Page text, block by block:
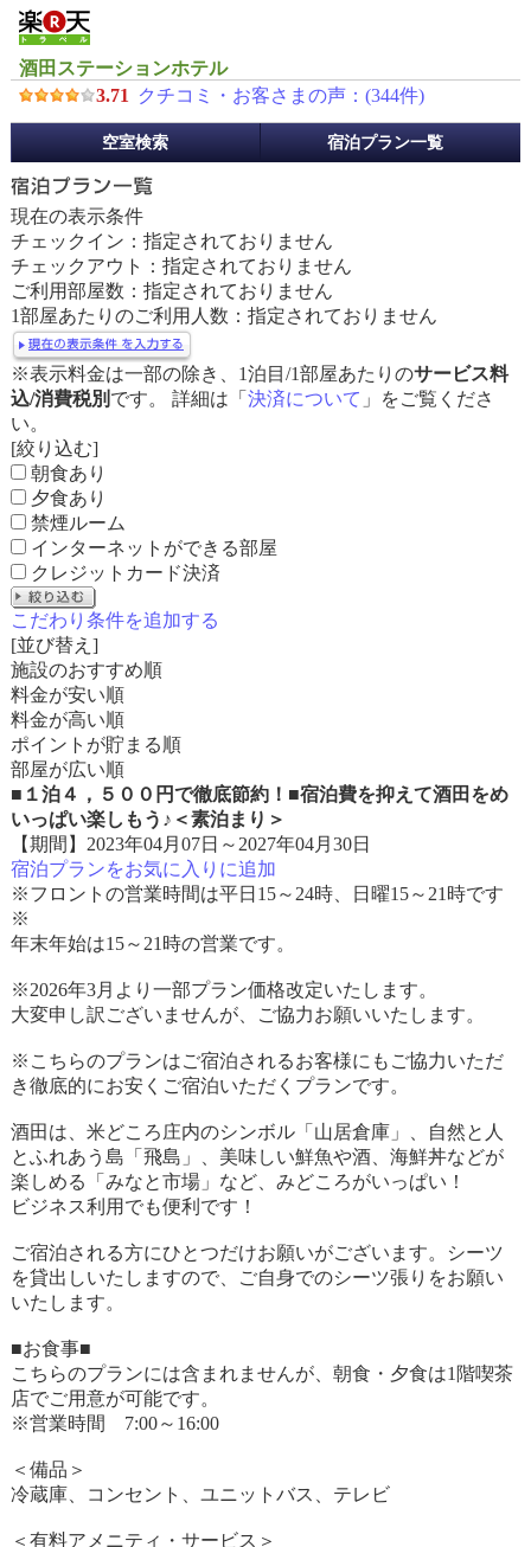
酒田ステーションホテル
3.71
クチコミ・お客さまの声：(344件)
約
メ
ニ
ュ
ー
空室検索 宿泊プラン一覧
現在の表示条件
チェックイン：指定されておりません
チェックアウト：指定されておりません
ご利用部屋数：指定されておりません
1部屋あたりのご利用人数：指定されておりません
※表示料金は一部の除き、1泊目/1部屋あたりのサービス料
込/消費税別 です。 詳細は「 決済について 」をご覧くださ
い。
[絞り込む]
朝食あり
夕食あり
禁煙ルーム
インターネットができる部屋
クレジットカード決済
こだわり条件を追加する
[並び替え]
施設のおすすめ順
料金が安い順
料金が高い順
ポイントが貯まる順
部屋が広い順
■１泊４，５００円で徹底節約！■宿泊費を抑えて酒田をめ
いっぱい楽しもう♪＜素泊まり＞
【期間】2023年04月07日～2027年04月30日
宿泊プランをお気に入りに追加
※フロントの営業時間は平日15～24時、日曜15～21時です
※
年末年始は15～21時の営業です。
※2026年3月より一部プラン価格改定いたします。
大変申し訳ございませんが、ご協力お願いいたします。
※こちらのプランはご宿泊されるお客様にもご協力いただ
き徹底的にお安くご宿泊いただくプランです。
酒田は、米どころ庄内のシンボル「山居倉庫」、自然と人
とふれあう島「飛島」、美味しい鮮魚や酒、海鮮丼などが
楽しめる「みなと市場」など、みどころがいっぱい！
ビジネス利用でも便利です！
ご宿泊される方にひとつだけお願いがございます。シーツ
を貸出しいたしますので、ご自身でのシーツ張りをお願い
いたします。
■お食事■
こちらのプランには含まれませんが、朝食・夕食は1階喫茶
店でご用意が可能です。
※営業時間 7:00～16:00
＜備品＞
冷蔵庫、コンセント、ユニットバス、テレビ
＜有料アメニティ・サービス＞